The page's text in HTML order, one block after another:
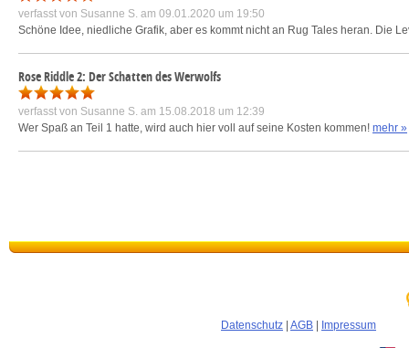
verfasst von Susanne S. am 09.01.2020 um 19:50
Schöne Idee, niedliche Grafik, aber es kommt nicht an Rug Tales heran. Die
Rose Riddle 2: Der Schatten des Werwolfs
verfasst von Susanne S. am 15.08.2018 um 12:39
Wer Spaß an Teil 1 hatte, wird auch hier voll auf seine Kosten kommen! mehr »
Datenschutz AGB Impressum